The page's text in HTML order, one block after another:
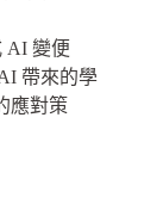
AI 變便
帶來的學
應對策